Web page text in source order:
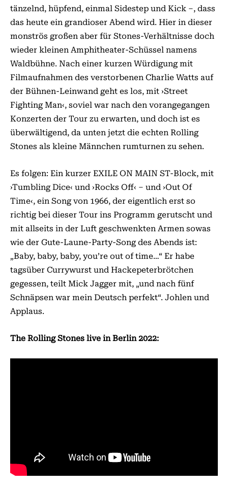
tänzelnd, hüpfend, einmal Sidestep und Kick –, dass
das heute ein grandioser Abend wird. Hier in dieser
monströs großen aber für Stones-Verhältnisse doch
wieder kleinen Amphitheater-Schüssel namens
Waldbühne. Nach einer kurzen Würdigung mit
Filmaufnahmen des verstorbenen Charlie Watts auf
der Bühnen-Leinwand geht es los, mit ›Street
Fighting Man‹, soviel war nach den vorangegangen
Konzerten der Tour zu erwarten, und doch ist es
überwältigend, da unten jetzt die echten Rolling
Stones als kleine Männchen rumturnen zu sehen.
Es folgen: Ein kurzer EXILE ON MAIN ST-Block, mit
›Tumbling Dice‹ und ›Rocks Off‹ – und ›Out Of
Time‹, ein Song von 1966, der eigentlich erst so
richtig bei dieser Tour ins Programm gerutscht und
mit allseits in der Luft geschwenkten Armen sowas
wie der Gute-Laune-Party-Song des Abends ist:
„Baby, baby, baby, you’re out of time…“ Er habe
tagsüber Currywurst und Hackepeterbrötchen
gegessen, teilt Mick Jagger mit, „und nach fünf
Schnäpsen war mein Deutsch perfekt“. Johlen und
Applaus.
The Rolling Stones live in Berlin 2022: